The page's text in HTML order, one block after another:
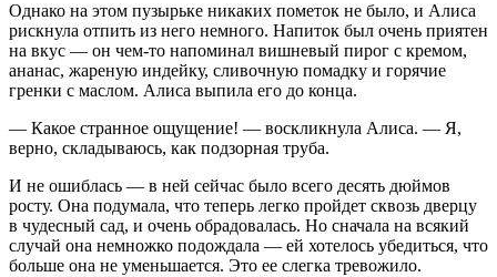
Однако на этом пузырьке никаких пометок не было, и Алиса
рискнула отпить из него немного. Напиток был очень приятен
на вкус — он чем-то напоминал вишневый пирог с кремом,
ананас, жареную индейку, сливочную помадку и горячие
гренки с маслом. Алиса выпила его до конца.
— Какое странное ощущение! — воскликнула Алиса. — Я,
верно, складываюсь, как подзорная труба.
И не ошиблась — в ней сейчас было всего десять дюймов
росту. Она подумала, что теперь легко пройдет сквозь дверцу
в чудесный сад, и очень обрадовалась. Но сначала на всякий
случай она немножко подождала — ей хотелось убедиться, что
больше она не уменьшается. Это ее слегка тревожило.